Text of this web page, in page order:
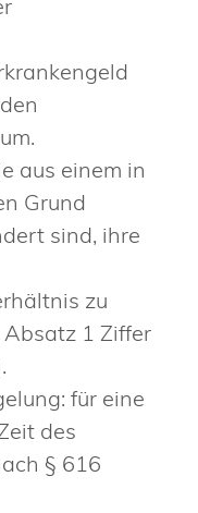
aus einem in
Grund
sind, ihre
zu
1 Ziffer
für eine
des
§ 616